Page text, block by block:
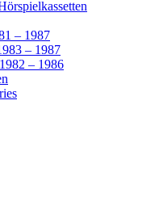
– 1987
– 1987
– 1986